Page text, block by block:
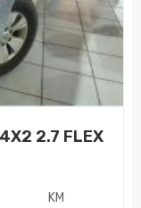
2.7 FLEX
KM